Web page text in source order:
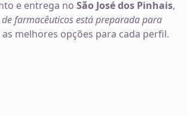
e entrega no São José dos Pinhais,
farmacêuticos está preparada para
melhores opções para cada perfil.